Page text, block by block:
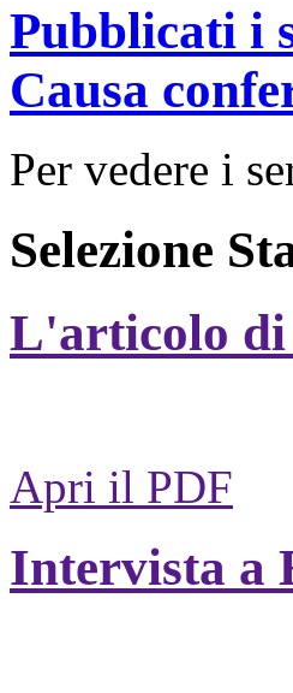
Pubblicati i
Causa
Per vedere i
Selezione
L'articolo di
Apri il PDF
Intervista a